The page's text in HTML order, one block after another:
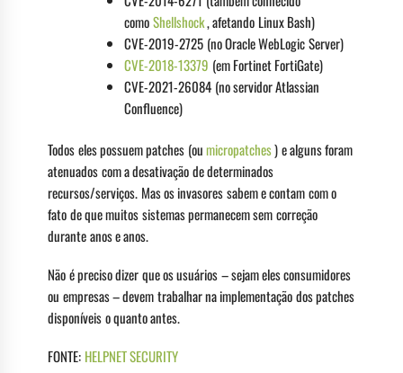
comoShellshock, afetando Linux Bash)
CVE-2019-2725 (no Oracle WebLogic Server)
CVE-2018-13379 (em Fortinet FortiGate)
CVE-2021-26084 (no servidor Atlassian
Confluence)
Todos eles possuem patches (oumicropatches) e alguns foram
atenuados com a desativação de determinados
recursos/serviços. Mas os invasores sabem e contam com o
fato de que muitos sistemas permanecem sem correção
durante anos e anos.
Não é preciso dizer que os usuários – sejam eles consumidores
ou empresas – devem trabalhar na implementação dos patches
disponíveis o quanto antes.
FONTE: HELPNET SECURITY